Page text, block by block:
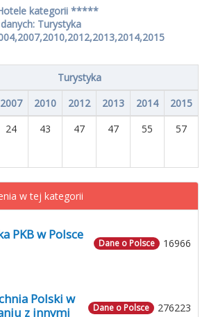
kategorii *****
Turystyka
Turystyka
2007 2010 2012 2013 2014
2015
24 43 47 47 55 57
w tej kategorii
16966
Dane o Polsce
PKB w Polsce
276223
Dane o Polsce
Polski w
z innymi